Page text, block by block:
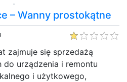
– Wanny prostokątne
zajmuje się sprzedażą
do urządzenia i remontu
i użytkowego,